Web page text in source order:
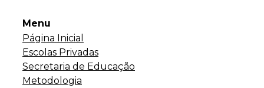
Menu
Página Inicial
Escolas Privadas
Secretaria de Educação
Metodologia